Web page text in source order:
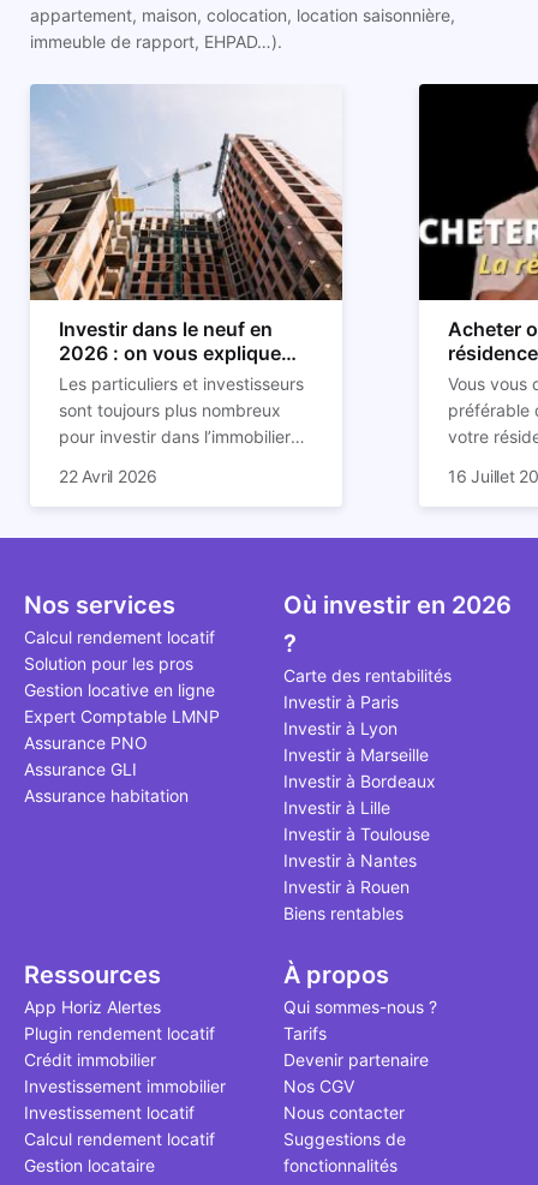
appartement, maison, colocation, location saisonnière,
immeuble de rapport, EHPAD…).
Investir dans le neuf en
2026 : on vous explique
tout !
Les particuliers et investisseurs
sont toujours plus nombreux
pour investir dans l’immobilier
nombreux avantages à choisir
expliquons tout dans cet article.
22 Avril 2026
Acheter
règle
Vous vous
préférable
votre
finance
simple, la
seulement
éviter des
secret
l'argent
principale
avenir".
études et
16 Juillet
Nos services
Calcul rendement locatif
Solution pour les pros
Gestion locative en ligne
Expert Comptable LMNP
Assurance PNO
Assurance GLI
Assurance habitation
Où investir en 2026
?
Carte des rentabilités
Investir à Paris
Investir à Lyon
Investir à Marseille
Investir à Bordeaux
Investir à Lille
Investir à Toulouse
Investir à Nantes
Investir à Rouen
Biens rentables
Ressources
App Horiz Alertes
Plugin rendement locatif
Crédit immobilier
Investissement immobilier
Investissement locatif
Calcul rendement locatif
Gestion locataire
À propos
Qui sommes-nous ?
Tarifs
Devenir partenaire
Nos CGV
Nous contacter
Suggestions de
fonctionnalités